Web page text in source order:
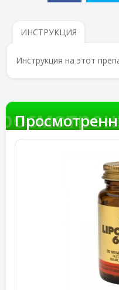
ИНСТРУКЦИЯ
Инструкция на этот